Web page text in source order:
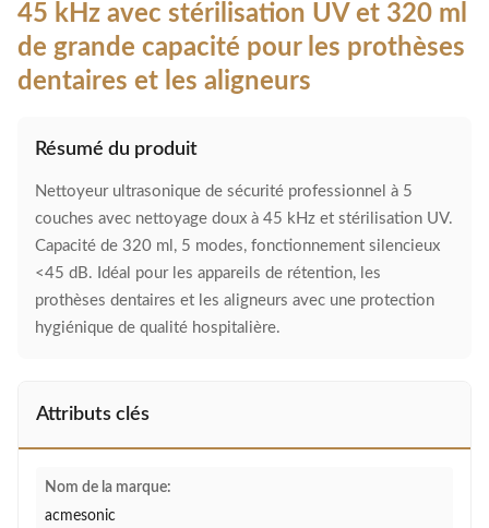
45 kHz avec stérilisation UV et 320 ml
de grande capacité pour les prothèses
dentaires et les aligneurs
Résumé du produit
Nettoyeur ultrasonique de sécurité professionnel à 5 ​​
couches avec nettoyage doux à 45 kHz et stérilisation UV.
Capacité de 320 ml, 5 modes, fonctionnement silencieux
<45 dB. Idéal pour les appareils de rétention, les
prothèses dentaires et les aligneurs avec une protection
hygiénique de qualité hospitalière.
Attributs clés
Nom de la marque:
acmesonic